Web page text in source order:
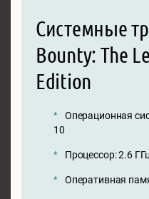
Системные
Bounty: The
Edition
Операционная
10
Процессор: 2.6 ГГц
Оперативная